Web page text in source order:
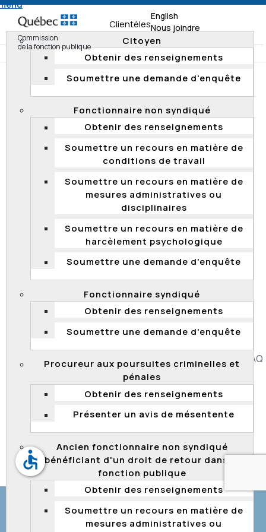
Commission
de la fonction publique
English
Nous joindre
Clientèles
Citoyen
Obtenir des renseignements
Soumettre une demande d'enquête
Fonctionnaire non syndiqué
Obtenir des renseignements
Soumettre un recours en matière de
conditions de travail
Soumettre un recours en matière de
mesures administratives ou
disciplinaires
Soumettre un recours en matière de
harcèlement psychologique
Soumettre une demande d'enquête
Fonctionnaire syndiqué
Obtenir des renseignements
Soumettre une demande d'enquête
Procureur aux poursuites criminelles et
pénales
Obtenir des renseignements
Présenter un avis de mésentente
Ancien fonctionnaire non syndiqué
bénéficiant d'un droit de retour dans la
fonction publique
Obtenir des renseignements
Soumettre un recours en matière de
mesures administratives ou
Accueil
Clientèles
Association reconnue par l’employeur
Soumettre une demande d'enquête
SOUMETTRE UNE DEMANDE
D'ENQUÊTE
Pour soumettre une demande
d'enquête, remplissez le
formulaire
enquêtes?
Consultez la pageenquêtesou communiquez avec le
service de renseignements de la Commission au 418
643-1425 ou sans frais au 1 800 432-0432.
Accessibilité Diffusion de l'information
FAQ
Carrière Politique de confidentialité
© Gouvernement du Québec, 2026
accessible